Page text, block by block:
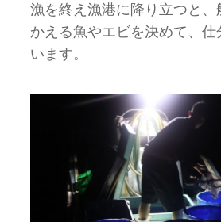
漁を終え漁港に降り立つと、
かえる魚やエビを決めて、仕
います。